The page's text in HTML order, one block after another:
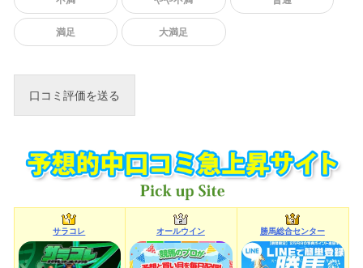
満足 大満足
サラコレ オールウイン 勝馬総合センター